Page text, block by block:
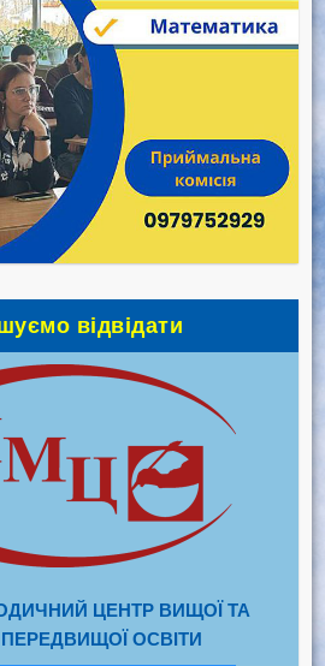
відвідати
ЦЕНТР ВИЩОЇ ТА
ОСВІТИ